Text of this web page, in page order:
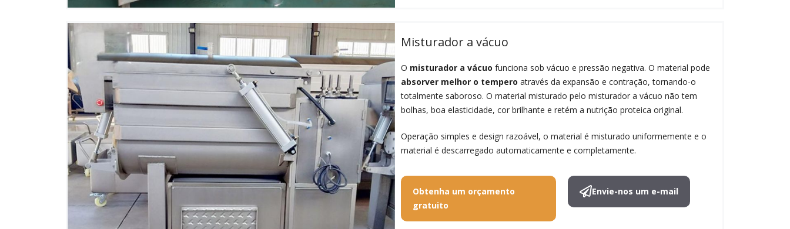
Misturador a vácuo
O misturador a vácuo funciona sob vácuo e pressão negativa. O material pode
absorver melhor o tempero através da expansão e contração, tornando-o
totalmente saboroso. O material misturado pelo misturador a vácuo não tem
bolhas, boa elasticidade, cor brilhante e retém a nutrição proteica original.
Operação simples e design razoável, o material é misturado uniformemente e o
material é descarregado automaticamente e completamente.
Obtenha um orçamento
gratuito
Envie-nos um e-mail